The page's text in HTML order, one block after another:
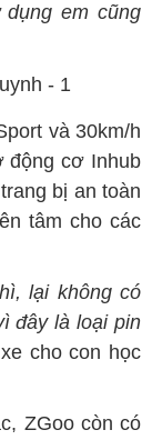
em cũng
và 30km/h
động cơ Inhub
bị an toàn
tâm cho các
lại không có
đây là loại pin
cho con học
ZGoo còn có